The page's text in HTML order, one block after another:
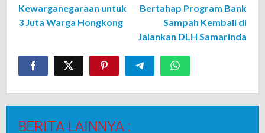
Kewarganegaraan untuk
3 Juta Warga Hongkong
Bertahap Program Bank
Sampah Kembali di
Jalankan DLH Samarinda
BERITA LAINNYA :